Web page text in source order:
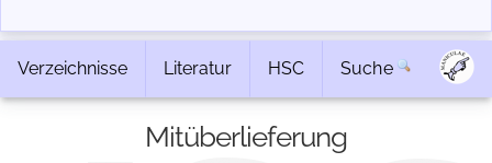
Verzeichnisse Literatur HSC Suche
Mitüberlieferung